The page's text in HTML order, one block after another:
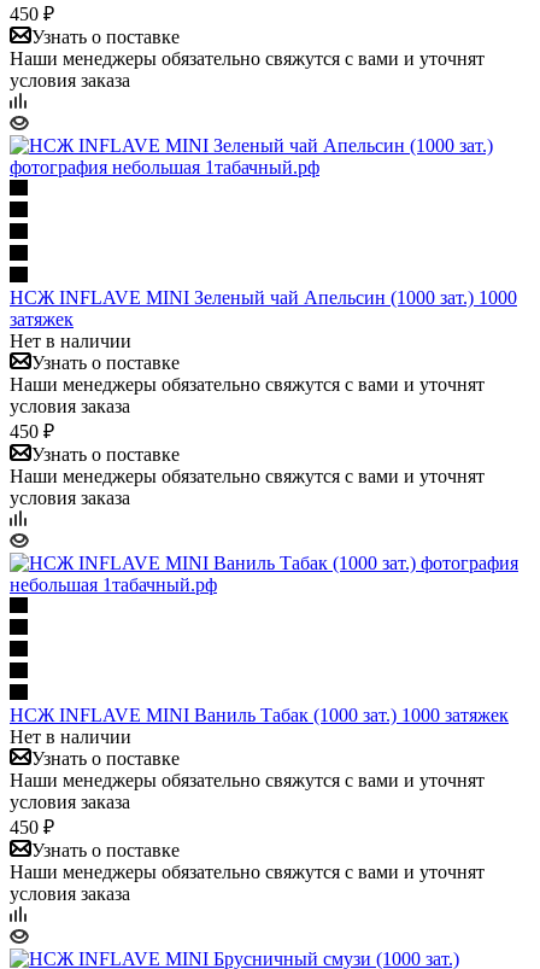
450 ₽
Узнать о поставке
Наши менеджеры обязательно свяжутся с вами и уточнят
условия заказа
НСЖ INFLAVE MINI Зеленый чай Апельсин (1000 зат.) 1000
затяжек
Нет в наличии
Узнать о поставке
Наши менеджеры обязательно свяжутся с вами и уточнят
условия заказа
450 ₽
Узнать о поставке
Наши менеджеры обязательно свяжутся с вами и уточнят
условия заказа
НСЖ INFLAVE MINI Ваниль Табак (1000 зат.) 1000 затяжек
Нет в наличии
Узнать о поставке
Наши менеджеры обязательно свяжутся с вами и уточнят
условия заказа
450 ₽
Узнать о поставке
Наши менеджеры обязательно свяжутся с вами и уточнят
условия заказа